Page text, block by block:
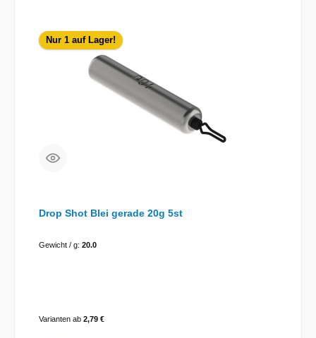
Nur 1 auf Lager!
Drop Shot Blei gerade 20g 5st
Gewicht / g: 20.0
Varianten ab2,79 €